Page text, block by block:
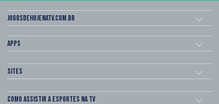
Jogosdehojenatv.com.br
Apps
Sites
Como assistir a esportes na TV